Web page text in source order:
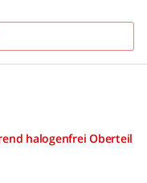
halogenfrei Oberteil